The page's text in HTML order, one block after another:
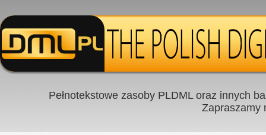
Pełnotekstowe zasoby PLDML oraz innych
Zapraszamy